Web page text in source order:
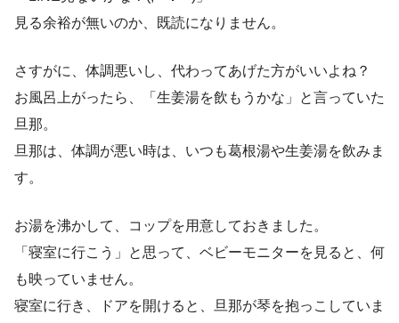
見る余裕が無いのか、既読になりません。
さすがに、体調悪いし、代わってあげた方がいいよね？
お風呂上がったら、「生姜湯を飲もうかな」と言っていた
旦那。
旦那は、体調が悪い時は、いつも葛根湯や生姜湯を飲みま
す。
お湯を沸かして、コップを用意しておきました。
「寝室に行こう」と思って、ベビーモニターを見ると、何
も映っていません。
寝室に行き、ドアを開けると、旦那が琴を抱っこしていま